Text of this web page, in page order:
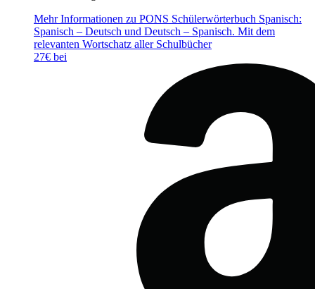
Mehr Informationen zu PONS Schülerwörterbuch Spanisch:
Spanisch – Deutsch und Deutsch – Spanisch. Mit dem
relevanten Wortschatz aller Schulbücher
27€ bei